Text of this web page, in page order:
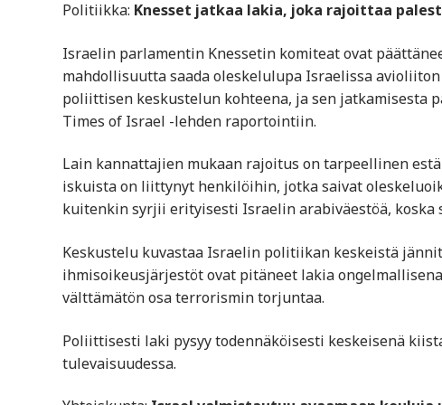
Politiikka: Knesset jatkaa lakia, joka rajoittaa
Israelin parlamentin Knessetin komiteat ovat
mahdollisuutta saada oleskelulupa Israelissa
poliittisen keskustelun kohteena, ja sen jatkamisesta
Times of Israel -lehden raportointiin.
Lain kannattajien mukaan rajoitus on tarpeellinen
iskuista on liittynyt henkilöihin, jotka saivat
kuitenkin syrjii erityisesti Israelin arabiväestöä, koska
Keskustelu kuvastaa Israelin politiikan keskeistä
ihmisoikeusjärjestöt ovat pitäneet lakia
välttämätön osa terrorismin torjuntaa.
Poliittisesti laki pysyy todennäköisesti keskeisenä
tulevaisuudessa.